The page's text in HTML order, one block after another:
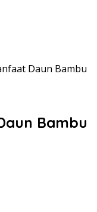
Daun Bambu
Bambu